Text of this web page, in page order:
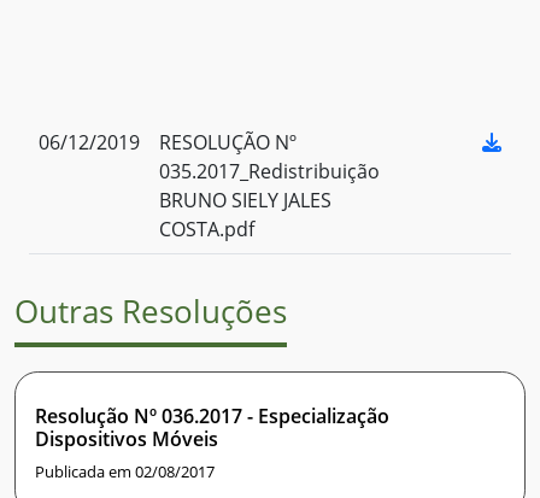
06/12/2019
RESOLUÇÃO Nº
035.2017_Redistribuição
BRUNO SIELY JALES
COSTA.pdf
Outras Resoluções
Resolução Nº 036.2017 - Especialização
Dispositivos Móveis
Publicada em 02/08/2017